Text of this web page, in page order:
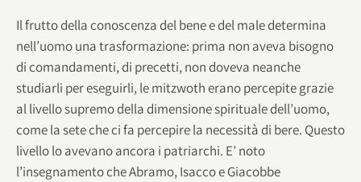
Il frutto della conoscenza del bene e del male determina
nell’uomo una trasformazione: prima non aveva bisogno
di comandamenti, di precetti, non doveva neanche
studiarli per eseguirli, le mitzwoth erano percepite grazie
al livello supremo della dimensione spirituale dell’uomo,
come la sete che ci fa percepire la necessità di bere. Questo
livello lo avevano ancora i patriarchi. E’ noto
l’insegnamento che Abramo, Isacco e Giacobbe